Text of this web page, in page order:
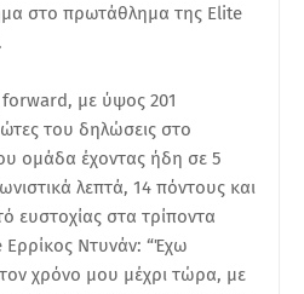
στο πρωτάθλημα της Elite
forward, με ύψος 201
του δηλώσεις στο
ομάδα έχοντας ήδη σε 5
λεπτά, 14 πόντους και
ευστοχίας στα τρίποντα
Ερρίκος Ντυνάν: “Έχω
χρόνο μου μέχρι τώρα, με